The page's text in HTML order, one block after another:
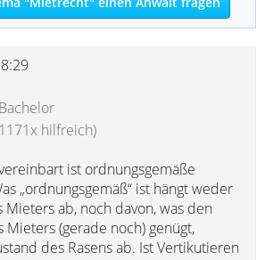
Bachelor
hilfreich)
ist ordnungsgemäße
„ordnungsgemäß“ ist hängt weder
ab, noch davon, was den
Mieters (gerade noch) genügt,
des Rasens ab. Ist Vertikutieren